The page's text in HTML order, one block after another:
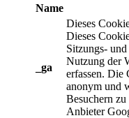
Name
_ga
Dieses
Dieses
Sitzungs-
Nutzung der
erfassen. Die
anonym und
Besuchern
Anbieter